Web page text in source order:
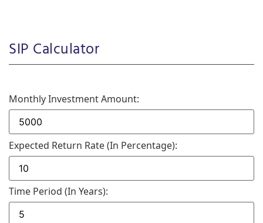
SIP Calculator
Monthly Investment Amount:
Expected Return Rate (in Percentage):
Time Period (in Years):